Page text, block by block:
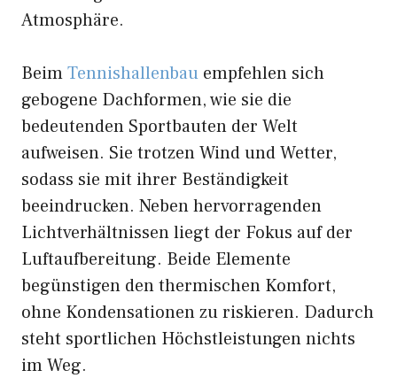
Atmosphäre.
BeimTennishallenbau empfehlen sich
gebogene Dachformen, wie sie die
bedeutenden Sportbauten der Welt
aufweisen. Sie trotzen Wind und Wetter,
sodass sie mit ihrer Beständigkeit
beeindrucken. Neben hervorragenden
Lichtverhältnissen liegt der Fokus auf der
Luftaufbereitung. Beide Elemente
begünstigen den thermischen Komfort,
ohne Kondensationen zu riskieren. Dadurch
steht sportlichen Höchstleistungen nichts
im Weg.